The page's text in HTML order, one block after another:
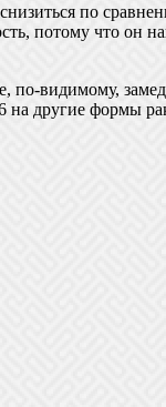
по
потому что он
по-видимому,
на другие формы